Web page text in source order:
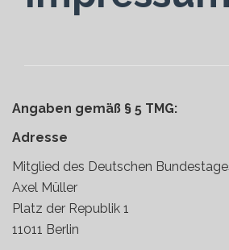
Angaben gemäß § 5 TMG:
Adresse
Mitglied des Deutschen
Axel Müller
Platz der Republik 1
11011 Berlin